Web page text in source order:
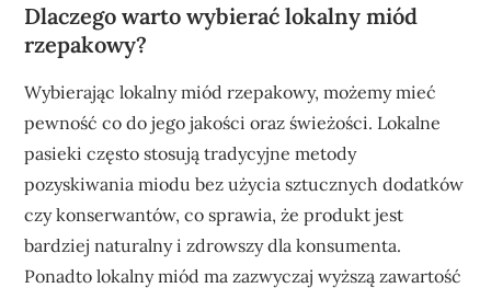
Dlaczego warto wybierać lokalny miód
rzepakowy?
Wybierając lokalny miód rzepakowy, możemy mieć
pewność co do jego jakości oraz świeżości. Lokalne
pasieki często stosują tradycyjne metody
pozyskiwania miodu bez użycia sztucznych dodatków
czy konserwantów, co sprawia, że produkt jest
bardziej naturalny i zdrowszy dla konsumenta.
Ponadto lokalny miód ma zazwyczaj wyższą zawartość